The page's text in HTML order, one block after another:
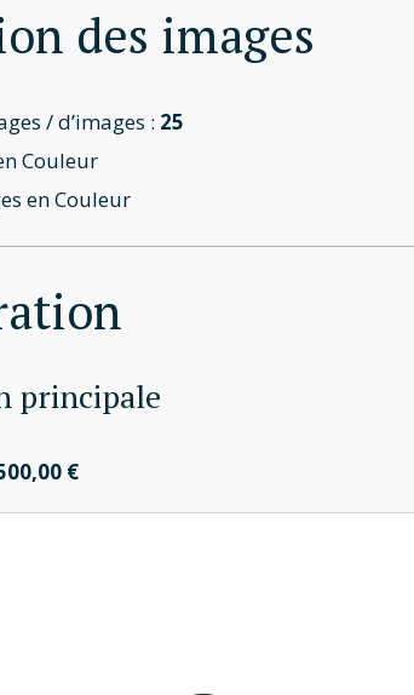
des images
/ d’images : 25
Couleur
en Couleur
principale
€